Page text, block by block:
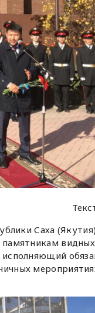
Саха
памятникам видных